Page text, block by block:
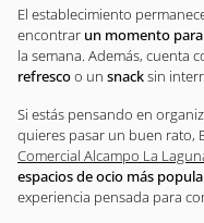
El establecimiento
encontrar un momento
la semana. Además, cuenta
refrescoo un snacksin
Si estás pensando en
quieres pasar un buen rato,
Comercial Alcampo La
espacios de ocio más
experiencia pensada para